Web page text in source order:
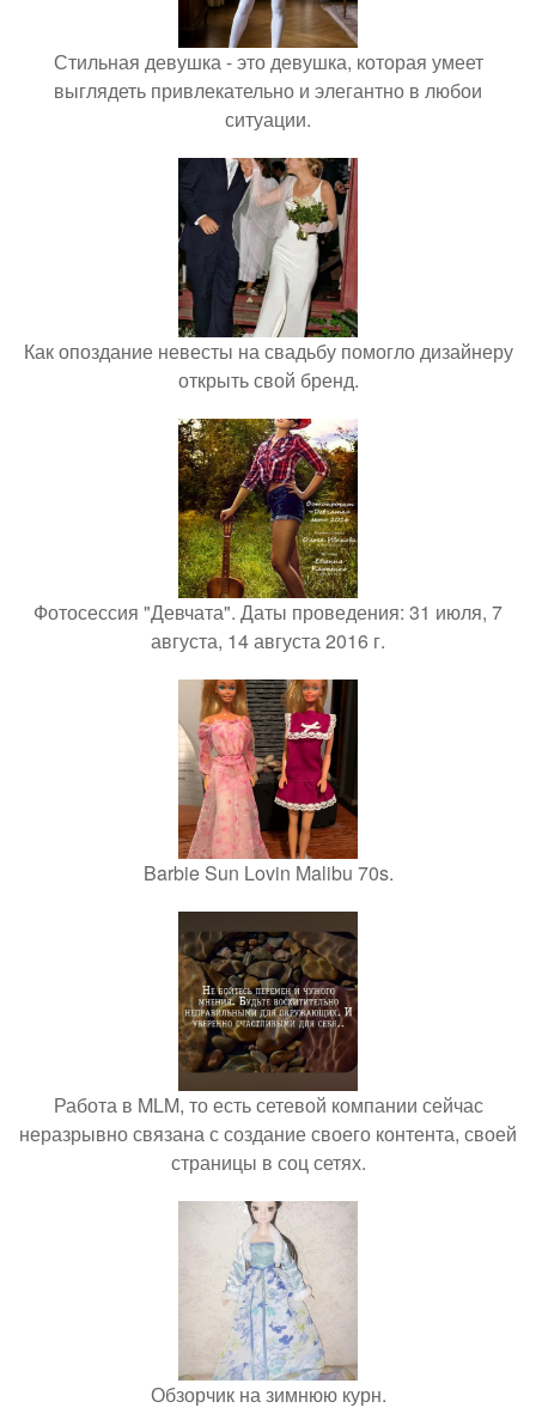
Стильная девушка - это девушка, которая умеет
выглядеть привлекательно и элегантно в любои
ситуации.
Как опоздание невесты на свадьбу помогло дизайнеру
открыть свой бренд.
Фотосессия "Девчата". Даты проведения: 31 июля, 7
августа, 14 августа 2016 г.
Barbie Sun Lovin Malibu 70s.
Работа в MLM, то есть сетевой компании сейчас
неразрывно связана с создание своего контента, своей
страницы в соц сетях.
Обзорчик на зимнюю курн.